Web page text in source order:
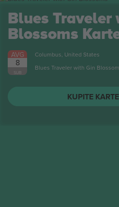
Blues Traveler
Blossoms
AVG
8
SUB
Columbus, United States
Blues Traveler with Gin
KUPITE